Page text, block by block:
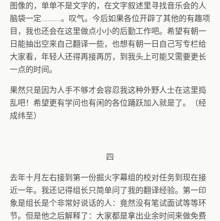
图像的，单单不是文字的，在文字叙述里寻找音乐会的人
脑袋一定…………。叹气。今后如果各位开辟了其他的有趣项
目，我也还会在这里做点小小的后勤工作吧。希望有朝一
日能抽出空来自己翻译一些，也想有朝一日自己写专栏给
大家看，年轻人还得再接再厉，到我头上可能又需要更长
一点的时间。
果然只是因为人手不够才会容忍我这种外野人士在这里捣
乱吧！希望更有学问也有闲的各位踊跃加入就是了。（经
成纬至）
四
去年十月左右接到第一份掘火字幕组的校对任务到现在接
近一年。我还记得组长只简单问了我的翻译经验。第一印
象是组长是个非常好说话的人：竟然没有笔试面试等等环
节。但是他之后解释了：大家都是拿出业余时间来做免费